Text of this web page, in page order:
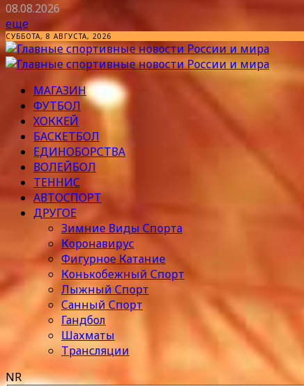
08.08.2026
еще
СУББОТА, 8 АВГУСТА, 2026
МАГАЗИН
ФУТБОЛ
ХОККЕЙ
БАСКЕТБОЛ
ЕДИНОБОРСТВА
ВОЛЕЙБОЛ
ТЕННИС
АВТОСПОРТ
ДРУГОЕ
Зимние Виды Спорта
Коронавирус
Фигурное Катание
Конькобежный Спорт
Лыжный Спорт
Санный Спорт
Гандбол
Шахматы
Трансляции
NR